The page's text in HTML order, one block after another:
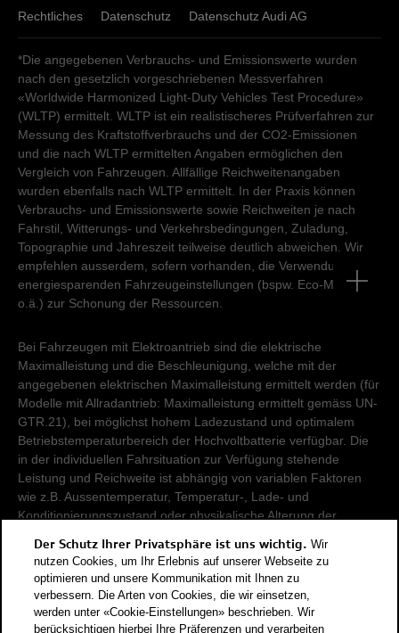
Rechtliches Datenschutz Datenschutz Audi AG
*Die angegebenen Verbrauchs- und Emissionswerte wurden
nach den gesetzlich vorgeschriebenen Messverfahren
«Worldwide Harmonized Light-Duty Vehicles Test Procedure»
(WLTP) ermittelt. WLTP ist ein realistischeres Prüfverfahren zur
Messung des Kraftstoffverbrauchs und der CO2-Emissionen
und die nach WLTP ermittelten Angaben ermöglichen den
Vergleich von Fahrzeugen. Allfällige Reichweitenangaben
wurden ebenfalls nach WLTP ermittelt. In der Praxis können
Verbrauchs- und Emissionswerte sowie Reichweiten je nach
Fahrstil, Witterungs- und Verkehrsbedingungen, Zuladung,
Topographie und Jahreszeit teilweise deutlich abweichen. Wir
empfehlen ausserdem, sofern vorhanden, die Verwendung von
energiesparenden Fahrzeugeinstellungen (bspw. Eco-Modus
o.ä.) zur Schonung der Ressourcen.
Bei Fahrzeugen mit Elektroantrieb sind die elektrische
Maximalleistung und die Beschleunigung, welche mit der
angegebenen elektrischen Maximalleistung ermittelt werden (für
Modelle mit Allradantrieb: Maximalleistung ermittelt gemäss UN-
GTR.21), bei möglichst hohem Ladezustand und optimalem
Betriebstemperaturbereich der Hochvoltbatterie verfügbar. Die
in der individuellen Fahrsituation zur Verfügung stehende
Leistung und Reichweite ist abhängig von variablen Faktoren
wie z.B. Aussentemperatur, Temperatur-, Lade- und
Konditionierungszustand oder physikalische Alterung der
Damit Energieverbräuche unterschiedlicher Antriebsformen
(Benzin, Diesel, Gas, Strom, usw.) vergleichbar sind, werden sie
zusätzlich als sogenannte Benzinäquivalente (Masseinheit für
Der Schutz Ihrer Privatsphäre ist uns wichtig. Wir
nutzen Cookies, um Ihr Erlebnis auf unserer Webseite zu
optimieren und unsere Kommunikation mit Ihnen zu
verbessern. Die Arten von Cookies, die wir einsetzen,
werden unter «Cookie-Einstellungen» beschrieben. Wir
berücksichtigen hierbei Ihre Präferenzen und verarbeiten